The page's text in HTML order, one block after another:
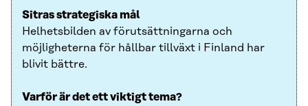
Sitras strategiska mål
Helhetsbilden av förutsättningarna och
möjligheterna för hållbar tillväxt i Finland har
blivit bättre.
Varför är det ett viktigt tema?